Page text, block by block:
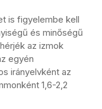
is figyelembe kell
és minőségű
az izmok
egyén
irányelvként az
1,6-2,2